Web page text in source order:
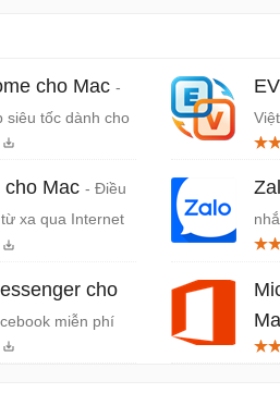
cho Mac -
siêu tốc dành cho
cho Mac - Điều
xa qua Internet
cho
miễn phí